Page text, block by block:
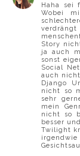
Haha sei
Wobei
Story
ja auch
sonst
Social
auch
Django
nicht so
sehr
mein
nicht so
besser
Twilight